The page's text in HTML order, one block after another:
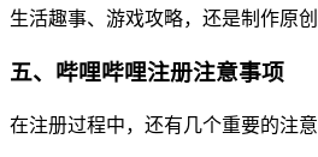
生活趣事、游戏攻略，还是制作原
五、哔哩哔哩注册注意事项
在注册过程中，还有几个重要的注